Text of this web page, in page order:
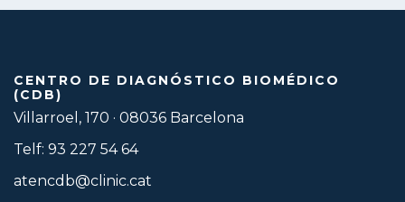
CENTRO DE DIAGNÓSTICO BIOMÉDICO
(CDB)
Villarroel, 170 · 08036 Barcelona
Telf: 93 227 54 64
atencdb@clinic.cat